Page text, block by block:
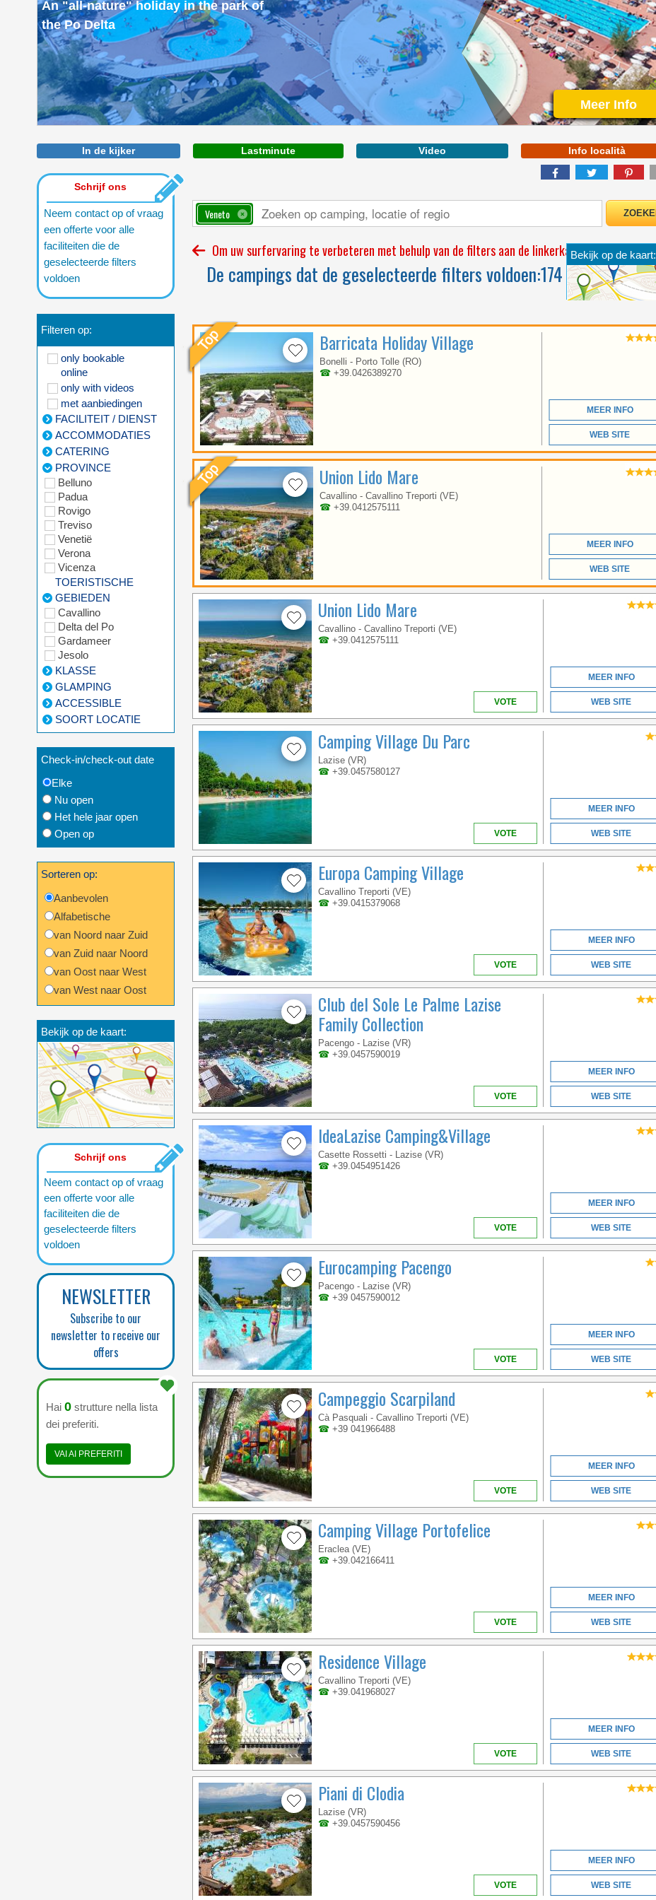
An "all-nature" holiday in the park of
the Po Delta
Meer Info
In de kijker Lastminute Video Info località
Schrijf ons
Neem contact op of vraag
een offerte voor alle
faciliteiten die de
geselecteerde filters
voldoen
Filteren op:
only bookable
online
only with videos
met aanbiedingen
FACILITEIT / DIENST
ACCOMMODATIES
CATERING
PROVINCE
Belluno
Padua
Rovigo
Treviso
Venetië
Verona
Vicenza
TOERISTISCHE
GEBIEDEN
Cavallino
Delta del Po
Gardameer
Jesolo
KLASSE
GLAMPING
ACCESSIBLE
SOORT LOCATIE
Check-in/check-out date
Elke
Nu open
Het hele jaar open
Open op
Sorteren op:
Aanbevolen
Alfabetische
van Noord naar Zuid
van Zuid naar Noord
van Oost naar West
van West naar Oost
Bekijk op de kaart:
Schrijf ons
Neem contact op of vraag
een offerte voor alle
faciliteiten die de
geselecteerde filters
voldoen
NEWSLETTER
Subscribe to our
newsletter to receive our
offers
Hai 0 strutture nella lista
dei preferiti.
VAI AI PREFERITI
Veneto
Om uw surfervaring te verbeteren met behulp van de filters aan de linkerkant
De campings dat de geselecteerde filters voldoen:174
Bekijk op de kaart:
Barricata Holiday Village
Bonelli - Porto Tolle (RO)
☎ +39.0426389270
MEER INFO
WEB SITE
Union Lido Mare
Cavallino - Cavallino Treporti (VE)
☎ +39.0412575111
MEER INFO
WEB SITE
Union Lido Mare
Cavallino - Cavallino Treporti (VE)
☎ +39.0412575111
VOTE
MEER INFO
WEB SITE
Camping Village Du Parc
Lazise (VR)
☎ +39.0457580127
VOTE
MEER INFO
WEB SITE
Europa Camping Village
Cavallino Treporti (VE)
☎ +39.0415379068
VOTE
MEER INFO
WEB SITE
Club del Sole Le Palme Lazise
Family Collection
Pacengo - Lazise (VR)
☎ +39.0457590019
VOTE
MEER INFO
WEB SITE
IdeaLazise Camping&Village
Casette Rossetti - Lazise (VR)
☎ +39.0454951426
VOTE
MEER INFO
WEB SITE
Eurocamping Pacengo
Pacengo - Lazise (VR)
☎ +39 0457590012
VOTE
MEER INFO
WEB SITE
Campeggio Scarpiland
Cà Pasquali - Cavallino Treporti (VE)
☎ +39 041966488
VOTE
MEER INFO
WEB SITE
Camping Village Portofelice
Eraclea (VE)
☎ +39.042166411
VOTE
MEER INFO
WEB SITE
Residence Village
Cavallino Treporti (VE)
☎ +39.041968027
VOTE
MEER INFO
WEB SITE
Piani di Clodia
Lazise (VR)
☎ +39.0457590456
VOTE
MEER INFO
WEB SITE
VENETO
ONE OF THE MOST
COMPLEXES ALONG
VENETO
LENGTE IN DE MOOIE
A TRUE HOLIDAY PARK
COME AND ENJOY IN
OUR BIG AQUATIC
PARK SURROUNDED